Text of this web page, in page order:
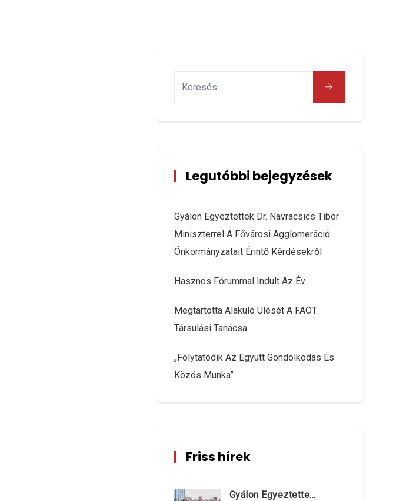
Legutóbbi bejegyzések
Gyálon Egyeztettek Dr. Navracsics Tibor
Miniszterrel A Fővárosi Agglomeráció
Önkormányzatait Érintő Kérdésekről
Hasznos Fórummal Indult Az Év
Megtartotta Alakuló Ülését A FAÖT
Társulási Tanácsa
„Folytatódik Az Együtt Gondolkodás És
Közös Munka”
Friss hírek
Gyálon Egyeztettek Dr. Navracsics Tibor Miniszterrel A Fővárosi Agglomeráció Önkormányzatait Érintő Kérdésekről